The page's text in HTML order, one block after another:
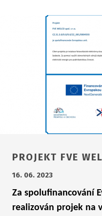
PROJEKT FVE
16. 06. 2023
Za spolufinancování
realizován projek na